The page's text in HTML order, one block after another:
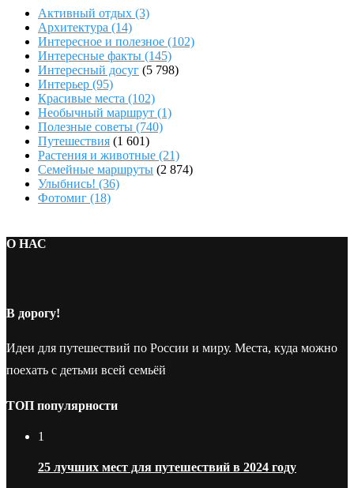
Активный отдых (3)
Архитектура (14)
Интересное и полезное (102)
Интересные факты (145)
Интересный досуг (5 798)
Интерьер (95)
Красивые места (102)
Необычный маршрут (1)
Полезные советы (740)
Путешествия (1 601)
Растения и животные (21)
Семейные маршруты (2 874)
Улыбнись! (36)
Фотомиг (18)
О НАС
В дорогу!
Идеи для путешествий по России и миру. Места, куда можно
поехать с детьми всей семьёй
ТОП популярности
1
25 лучших мест для путешествий в 2024 году